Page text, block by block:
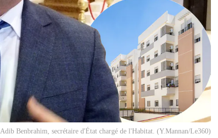
Adib Benbrahim, secrétaire d'État chargé de l'Habitat. (Y.Mannan/Le360)